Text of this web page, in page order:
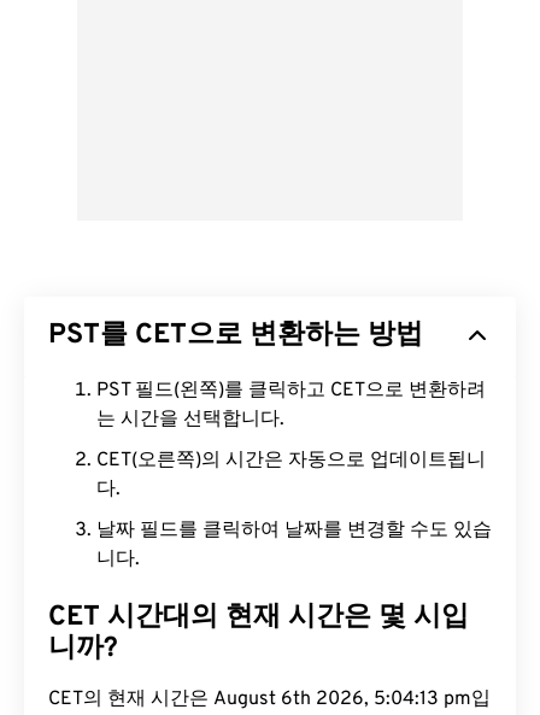
PST를 CET으로 변환하는 방법
PST 필드(왼쪽)를 클릭하고 CET으로 변환하려
는 시간을 선택합니다.
CET(오른쪽)의 시간은 자동으로 업데이트됩니
다.
날짜 필드를 클릭하여 날짜를 변경할 수도 있습
니다.
CET 시간대의 현재 시간은 몇 시입
니까?
CET의 현재 시간은 August 6th 2026, 5:04:14 pm입